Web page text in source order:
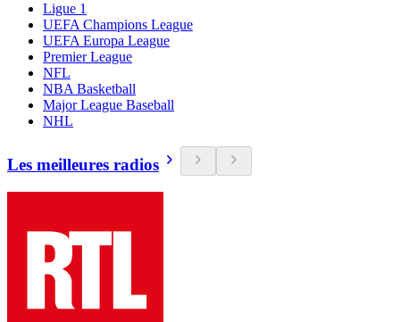
Ligue 1
UEFA Champions League
UEFA Europa League
Premier League
NFL
NBA Basketball
Major League Baseball
NHL
Les meilleures radios